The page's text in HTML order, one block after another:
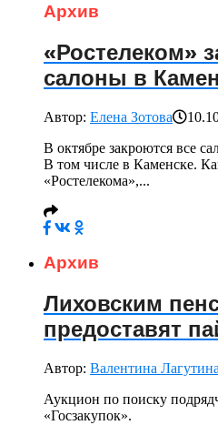
Архив
«Ростелеком»
салоны в
Автор: Елена Зотова
В октябре закроются все
В том числе в Каменске.
«Ростелекома»,...
Архив
Лиховским
предоставят
Автор: Валентина Лагутина
Аукцион по поиску
«Госзакупок».